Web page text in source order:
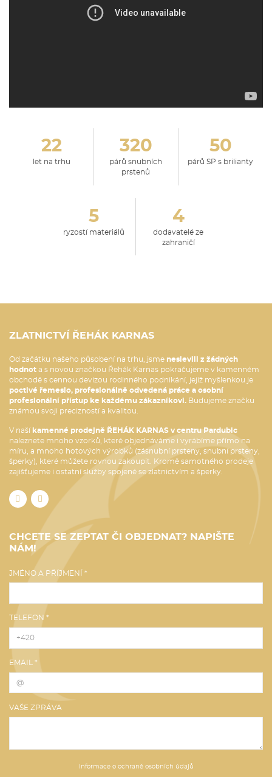
22
let na trhu
320
párů snubních
prstenů
50
párů SP s brilianty
5
ryzostí materiálů
4
dodavatelé ze
zahraničí
ZLATNICTVÍ ŘEHÁK KARNAS
Od začátku našeho působení na trhu, jsme neslevili z žádných
hodnot a s novou značkou Řehák Karnas pokračujeme v kamenném
obchodě s cennou devizou rodinného podnikání, jejíž myšlenkou je
poctivé řemeslo, profesionálně odvedená práce a osobní
profesionální přístup ke každému zákazníkovi. Budujeme značku
známou svoji precizností a kvalitou.
V naší kamenné prodejně ŘEHÁK KARNAS v centru Pardubic
naleznete mnoho vzorků, které objednáváme i vyrábíme přímo na
míru, a mnoho hotových výrobků (zásnubní prsteny, snubní prsteny,
šperky), které můžete rovnou zakoupit. Kromě samotného prodeje
zajišťujeme i ostatní služby spojené se zlatnictvím a šperky.
CHCETE SE ZEPTAT ČI OBJEDNAT? NAPIŠTE
NÁM!
JMÉNO A PŘÍJMENÍ *
TELEFON *
EMAIL *
VAŠE ZPRÁVA
Informace o ochraně osobních údajů